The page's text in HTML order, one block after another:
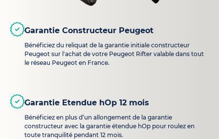
Garantie Constructeur Peugeot
Bénéficiez du reliquat de la garantie initiale constructeur
Peugeot sur l'achat de votre Peugeot Rifter valable dans tout
le réseau Peugeot en France.
Garantie Etendue hOp 12 mois
Bénéficiez en plus d’un allongement de la garantie
constructeur avec la garantie étendue hOp pour roulez en
toute tranquilité pendant 12 mois.